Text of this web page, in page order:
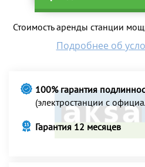
Стоимость аренды станции
Подробнее об
100% гарантия
(электростанции с
Гарантия 12 месяцев